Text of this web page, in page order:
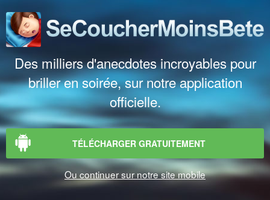
Des milliers d'anecdotes incroyables pour
briller en soirée, sur notre application
officielle.
TÉLÉCHARGER GRATUITEMENT
Ou continuer sur notre site mobile